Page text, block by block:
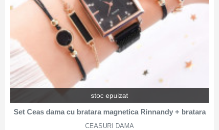
stoc epuizat
Set Ceas dama cu bratara magnetica Rinnandy + bratara
CEASURI DAMA